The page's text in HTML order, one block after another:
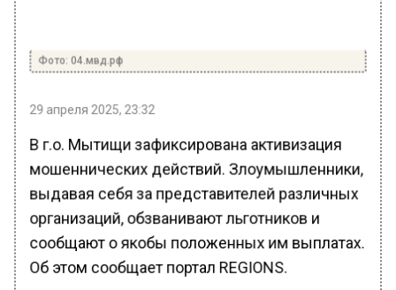
Фото: 04.мвд.рф
29 апреля 2025, 23:32
В г.о. Мытищи зафиксирована активизация
мошеннических действий. Злоумышленники,
выдавая себя за представителей различных
организаций, обзванивают льготников и
сообщают о якобы положенных им выплатах.
Об этом сообщает портал REGIONS.